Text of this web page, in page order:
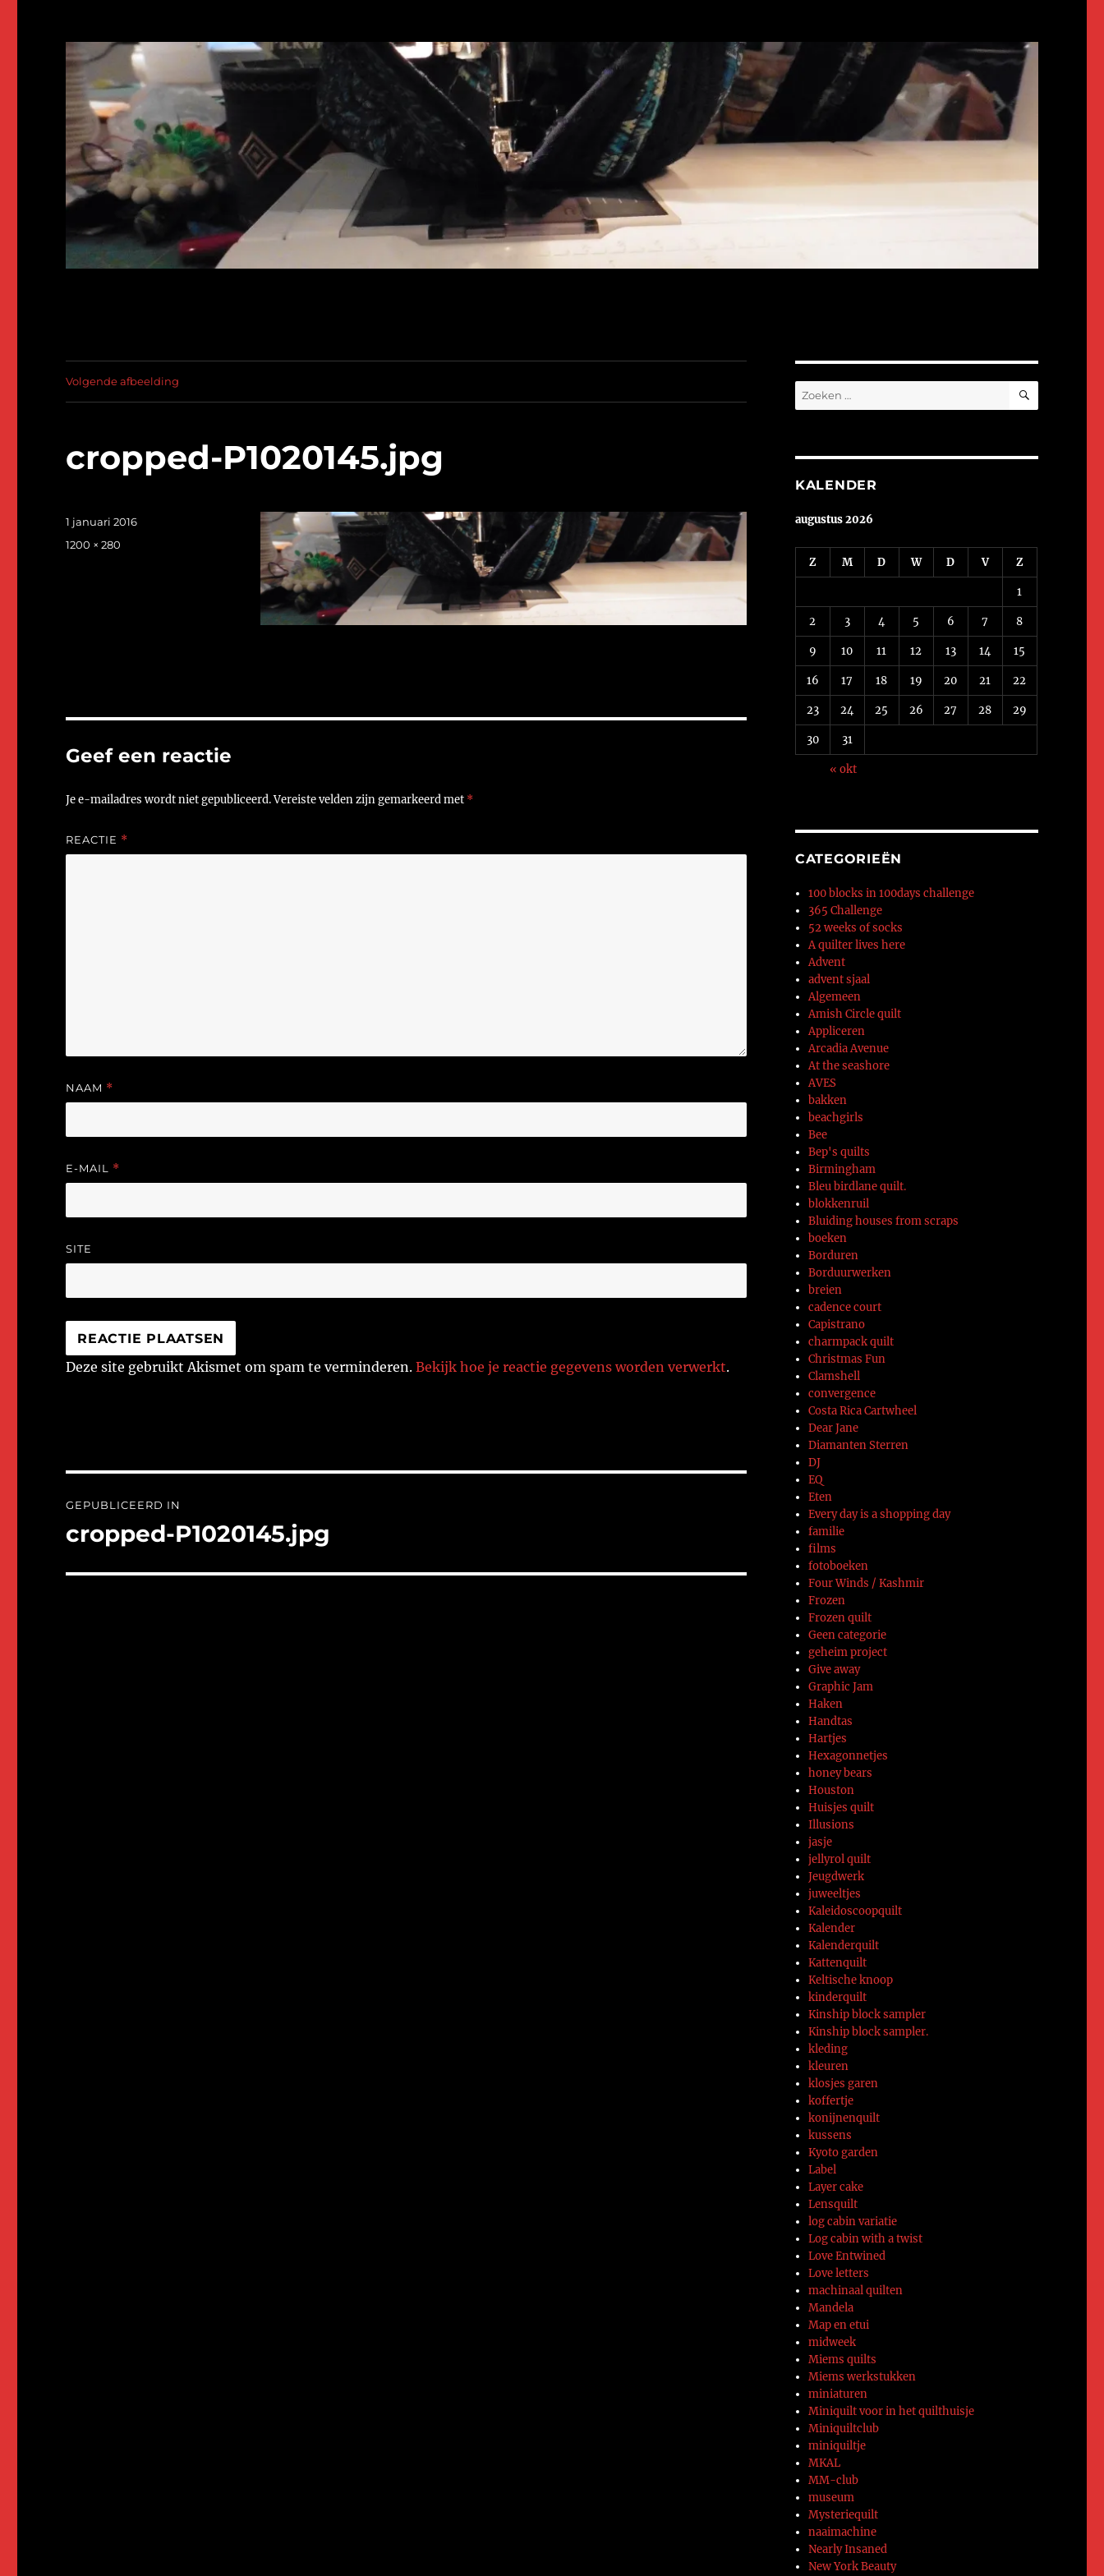
Volgende afbeelding
cropped-P1020145.jpg
Geplaatst
op
1 januari 2016
Volledige
1200 × 280
Geef een reactie
Je e-mailadres wordt niet gepubliceerd.Vereiste velden zijn gemarkeerd met *
REACTIE *
NAAM *
E-MAIL *
SITE
Deze site gebruikt Akismet om spam te verminderen.Bekijk hoe je reactie gegevens worden verwerkt.
navigatie
GEPUBLICEERD IN
cropped-P1020145.jpg
Zoeken
naar:
ZOEKEN
KALENDER
augustus 2026
Z M D W D V Z
1
2 3 4 5 6 7 8
9 10 11 12 13 14 15
16 17 18 19 20 21 22
23 24 25 26 27 28 29
30 31
« okt
CATEGORIEËN
100 blocks in 100days challenge
365 Challenge
52 weeks of socks
A quilter lives here
Advent
advent sjaal
Algemeen
Amish Circle quilt
Appliceren
Arcadia Avenue
At the seashore
AVES
bakken
beachgirls
Bee
Bep's quilts
Birmingham
Bleu birdlane quilt.
blokkenruil
Bluiding houses from scraps
boeken
Borduren
Borduurwerken
breien
cadence court
Capistrano
charmpack quilt
Christmas Fun
Clamshell
convergence
Costa Rica Cartwheel
Dear Jane
Diamanten Sterren
DJ
EQ
Eten
Every day is a shopping day
familie
films
fotoboeken
Four Winds / Kashmir
Frozen
Frozen quilt
Geen categorie
geheim project
Give away
Graphic Jam
Haken
Handtas
Hartjes
Hexagonnetjes
honey bears
Houston
Huisjes quilt
Illusions
jasje
jellyrol quilt
Jeugdwerk
juweeltjes
Kaleidoscoopquilt
Kalender
Kalenderquilt
Kattenquilt
Keltische knoop
kinderquilt
Kinship block sampler
Kinship block sampler.
kleding
kleuren
klosjes garen
koffertje
konijnenquilt
kussens
Kyoto garden
Label
Layer cake
Lensquilt
log cabin variatie
Log cabin with a twist
Love Entwined
Love letters
machinaal quilten
Mandela
Map en etui
midweek
Miems quilts
Miems werkstukken
miniaturen
Miniquilt voor in het quilthuisje
Miniquiltclub
miniquiltje
MKAL
MM-club
museum
Mysteriequilt
naaimachine
Nearly Insaned
New York Beauty